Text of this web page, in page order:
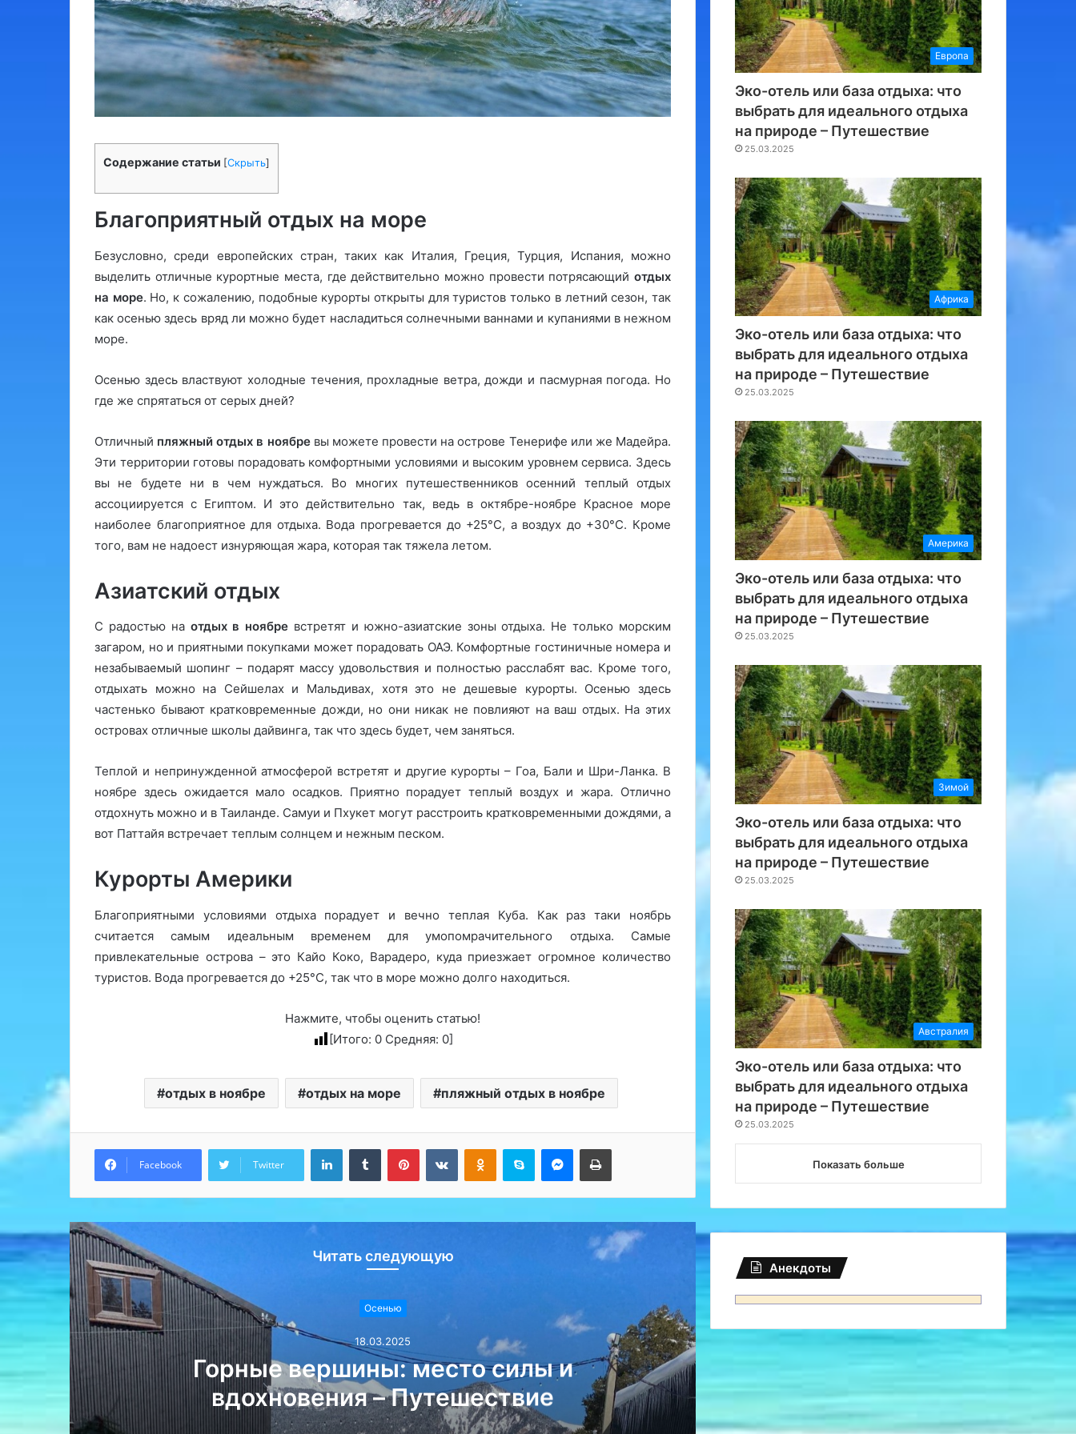
Содержание статьи [Скрыть]
Благоприятный отдых на море
Безусловно, среди европейских стран, таких как Италия, Греция, Турция, Испания, можно
выделить отличные курортные места, где действительно можно провести потрясающий отдых
на море. Но, к сожалению, подобные курорты открыты для туристов только в летний сезон, так
как осенью здесь вряд ли можно будет насладиться солнечными ваннами и купаниями в нежном
море.
Осенью здесь властвуют холодные течения, прохладные ветра, дожди и пасмурная погода. Но
где же спрятаться от серых дней?
Отличный пляжный отдых в ноябревы можете провести на острове Тенерифе или же Мадейра.
Эти территории готовы порадовать комфортными условиями и высоким уровнем сервиса. Здесь
вы не будете ни в чем нуждаться. Во многих путешественников осенний теплый отдых
ассоциируется с Египтом. И это действительно так, ведь в октябре-ноябре Красное море
наиболее благоприятное для отдыха. Вода прогревается до +25°С, а воздух до +30°С. Кроме
того, вам не надоест изнуряющая жара, которая так тяжела летом.
Азиатский отдых
С радостью на отдых в ноябре встретят и южно-азиатские зоны отдыха. Не только морским
загаром, но и приятными покупками может порадовать ОАЭ. Комфортные гостиничные номера и
незабываемый шопинг – подарят массу удовольствия и полностью расслабят вас. Кроме того,
отдыхать можно на Сейшелах и Мальдивах, хотя это не дешевые курорты. Осенью здесь
частенько бывают кратковременные дожди, но они никак не повлияют на ваш отдых. На этих
островах отличные школы дайвинга, так что здесь будет, чем заняться.
Теплой и непринужденной атмосферой встретят и другие курорты – Гоа, Бали и Шри-Ланка. В
ноябре здесь ожидается мало осадков. Приятно порадует теплый воздух и жара. Отлично
отдохнуть можно и в Таиланде. Самуи и Пхукет могут расстроить кратковременными дождями, а
вот Паттайя встречает теплым солнцем и нежным песком.
Курорты Америки
Благоприятными условиями отдыха порадует и вечно теплая Куба. Как раз таки ноябрь
считается самым идеальным временем для умопомрачительного отдыха. Самые
привлекательные острова – это Кайо Коко, Варадеро, куда приезжает огромное количество
туристов. Вода прогревается до +25°С, так что в море можно долго находиться.
Нажмите, чтобы оценить статью!
[Итого: 0Средняя: 0]
отдых в ноябре отдых на море пляжный отдых в ноябре
Facebook Twitter
LinkedInTumblr PinterestВконтактеОдноклассники
Skype MessengerПечатать
Читать следующую
Осенью
18.03.2025
Горные вершины: место силы и
вдохновения – Путешествие
Осенью
Избыток или новое
дети перестали
Европа
Эко-отель или база отдыха: что
выбрать для идеального отдыха
на природе – Путешествие
25.03.2025
Африка
Эко-отель или база отдыха: что
выбрать для идеального отдыха
на природе – Путешествие
25.03.2025
Америка
Эко-отель или база отдыха: что
выбрать для идеального отдыха
на природе – Путешествие
25.03.2025
Зимой
Эко-отель или база отдыха: что
выбрать для идеального отдыха
на природе – Путешествие
25.03.2025
Австралия
Эко-отель или база отдыха: что
выбрать для идеального отдыха
на природе – Путешествие
25.03.2025
Показать больше
Анекдоты